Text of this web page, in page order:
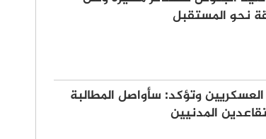
نحو المستقبل
العسكريين وتؤكد: سأواصل المطالبة
المدنيين